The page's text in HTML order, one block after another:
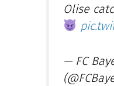
Olise
— FC